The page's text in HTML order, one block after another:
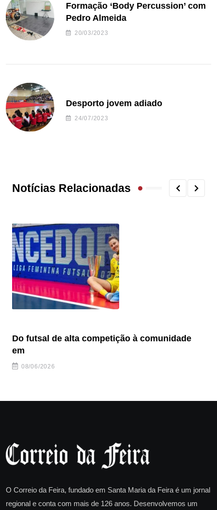
Formação ‘Body Percussion’ com
Pedro Almeida
20/03/2023
Desporto jovem adiado
24/07/2023
Notícias Relacionadas
Do futsal de alta competição à comunidade
em
08/06/2026
O Correio da Feira, fundado em Santa Maria da Feira é um jornal
regional e conta com mais de 126 anos. Desenvolvemos um